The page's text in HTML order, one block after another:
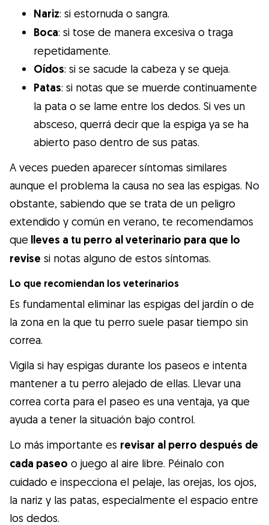
Nariz: si estornuda o sangra.
Boca: si tose de manera excesiva o traga
repetidamente.
Oídos: si se sacude la cabeza y se queja.
Patas: si notas que se muerde continuamente
la pata o se lame entre los dedos. Si ves un
absceso, querrá decir que la espiga ya se ha
abierto paso dentro de sus patas.
A veces pueden aparecer síntomas similares
aunque el problema la causa no sea las espigas. No
obstante, sabiendo que se trata de un peligro
extendido y común en verano, te recomendamos
que lleves a tu perro al veterinario para que lo
revise si notas alguno de estos síntomas.
Lo que recomiendan los veterinarios
Es fundamental eliminar las espigas del jardín o de
la zona en la que tu perro suele pasar tiempo sin
correa.
Vigila si hay espigas durante los paseos e intenta
mantener a tu perro alejado de ellas. Llevar una
correa corta para el paseo es una ventaja, ya que
ayuda a tener la situación bajo control.
Lo más importante es revisar al perro después de
cada paseo o juego al aire libre. Péinalo con
cuidado e inspecciona el pelaje, las orejas, los ojos,
la nariz y las patas, especialmente el espacio entre
los dedos.